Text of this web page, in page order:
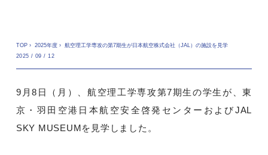
TOP› 2025年度› 航空理工学専攻の第7期生が日本航空株式会社（JAL）の施設を見学
2025 / 09 / 12
9月8日（月）、航空理工学専攻第7期生の学生が、東
京・羽田空港日本航空安全啓発センターおよびJAL
SKY MUSEUMを見学しました。